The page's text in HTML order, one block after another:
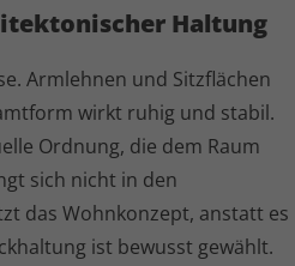
Haltung
Armlehnen und Sitzflächen
wirkt ruhig und stabil.
Ordnung, die dem Raum
sich nicht in den
das Wohnkonzept, anstatt es
ist bewusst gewählt.